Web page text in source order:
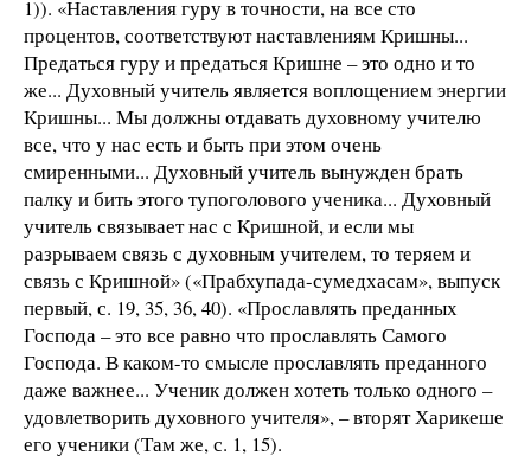
1)). «Наставления гуру в точности, на все сто
процентов, соответствуют наставлениям Кришны...
Предаться гуру и предаться Кришне – это одно и то
же... Духовный учитель является воплощением энергии
Кришны... Мы должны отдавать духовному учителю
все, что у нас есть и быть при этом очень
смиренными... Духовный учитель вынужден брать
палку и бить этого тупоголового ученика... Духовный
учитель связывает нас с Кришной, и если мы
разрываем связь с духовным учителем, то теряем и
связь с Кришной» («Прабхупада-сумедхасам», выпуск
первый, с. 19, 35, 36, 40). «Прославлять преданных
Господа – это все равно что прославлять Самого
Господа. В каком-то смысле прославлять преданного
даже важнее... Ученик должен хотеть только одного –
удовлетворить духовного учителя», – вторят Харикеше
его ученики (Там же, с. 1, 15).